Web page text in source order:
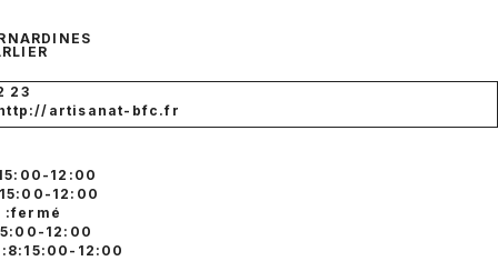
23
artisanat-bfc.fr
12:00
12:00
:fermé
12:00
12:00